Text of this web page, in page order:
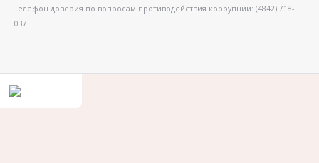
Телефон доверия по вопросам противодействия коррупции: (4842) 718-
037.